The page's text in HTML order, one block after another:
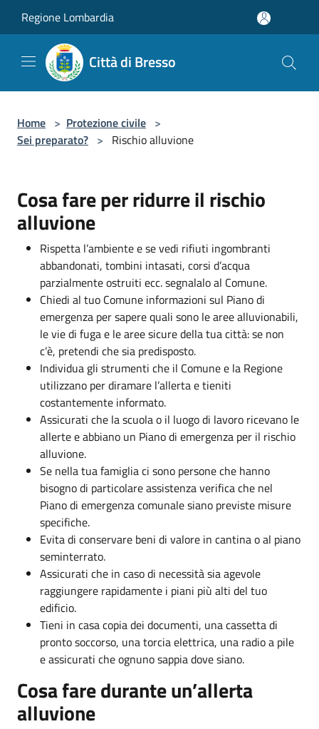
Regione Lombardia
Città di Bresso
Home > Protezione civile >
Sei preparato? > Rischio alluvione
Cosa fare per ridurre il rischio
alluvione
Rispetta l’ambiente e se vedi rifiuti ingombranti
abbandonati, tombini intasati, corsi d’acqua
parzialmente ostruiti ecc. segnalalo al Comune.
Chiedi al tuo Comune informazioni sul Piano di
emergenza per sapere quali sono le aree alluvionabili,
le vie di fuga e le aree sicure della tua città: se non
c’è, pretendi che sia predisposto.
Individua gli strumenti che il Comune e la Regione
utilizzano per diramare l’allerta e tieniti
costantemente informato.
Assicurati che la scuola o il luogo di lavoro ricevano le
allerte e abbiano un Piano di emergenza per il rischio
alluvione.
Se nella tua famiglia ci sono persone che hanno
bisogno di particolare assistenza verifica che nel
Piano di emergenza comunale siano previste misure
specifiche.
Evita di conservare beni di valore in cantina o al piano
seminterrato.
Assicurati che in caso di necessità sia agevole
raggiungere rapidamente i piani più alti del tuo
edificio.
Tieni in casa copia dei documenti, una cassetta di
pronto soccorso, una torcia elettrica, una radio a pile
e assicurati che ognuno sappia dove siano.
Cosa fare durante un’allerta
alluvione